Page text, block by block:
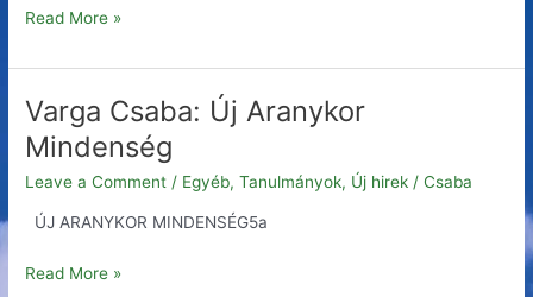
Read More »
Varga Csaba: Új Aranykor
Mindenség
Leave a Comment / Egyéb,Tanulmányok, Új hirek /Csaba
ÚJ ARANYKOR MINDENSÉG5a
Varga
Csaba:
Új
Aranykor
Mindenség
Read More »